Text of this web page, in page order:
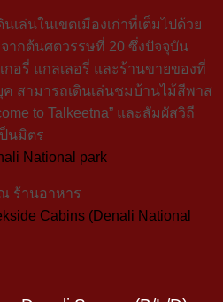
นเล่นในเขตเมืองเก่าที่เต็มไปด้วย
ากต้นศตวรรษที่ 20 ซึ่งปัจจุบัน
กอรี่ แกลเลอรี่ และร้านขายของที่
สามารถเดินเล่นชมบ้านไม้สีพาส
to Talkeetna” และสัมผัสวิถี
นมิตร
National park
ร้านอาหาร
Cabins (Denali National